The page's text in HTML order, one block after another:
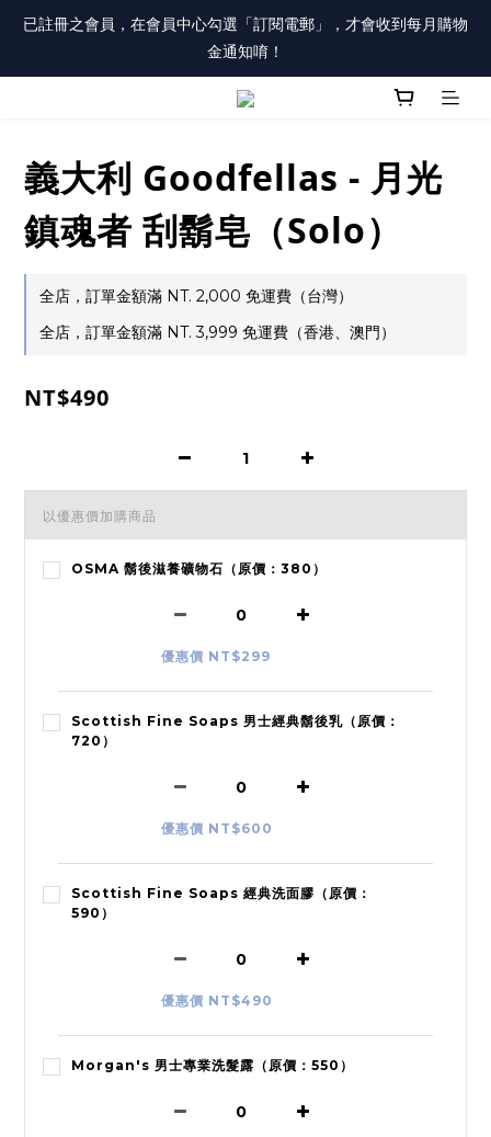
註冊會員「送100元購物金」，同時勾選「接收優惠通知」，還有
每月購物金唷！
已註冊之會員，在會員中心勾選「訂閱電郵」，才會收到每月購物
金通知唷！
註冊會員「送100元購物金」，同時勾選「接收優惠通知」，還有
義大利 Goodfellas - 月光
鎮魂者 刮鬍皂（Solo）
全店，訂單金額滿 NT. 2,000 免運費（台灣）
全店，訂單金額滿 NT. 3,999 免運費（香港、澳門）
NT$490
以優惠價加購商品
OSMA 鬍後滋養礦物石（原價：380）
優惠價 NT$299
Scottish Fine Soaps 男士經典鬍後乳（原價：
720）
優惠價 NT$600
Scottish Fine Soaps 經典洗面膠（原價：
590）
優惠價 NT$490
Morgan's 男士專業洗髮露（原價：550）